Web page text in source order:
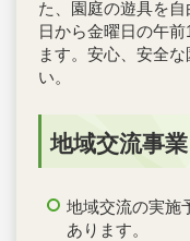
た、園庭の遊具を自
日から金曜日の午
ます。安心、安全
い。
地域交流事業
地域交流の実施
あります。